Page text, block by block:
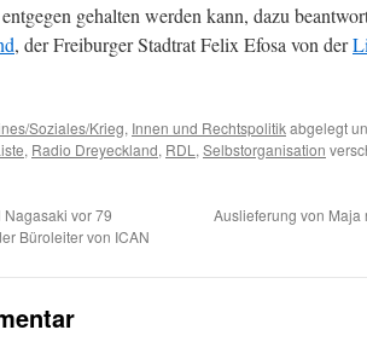
gehalten werden kann, dazu
, der Freiburger Stadtrat Felix Efosa von der
Soziales/Krieg, Innen und Rechtspolitikabgelegt
, Radio Dreyeckland, RDL , Selbstorganisation
vor 79
Büroleiter von ICAN
Auslieferung von Maja